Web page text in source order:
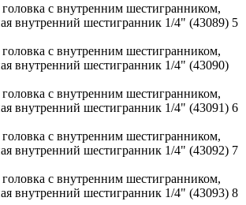
головка с внутренним шестигранником,
внутренний шестигранник 1/4" (43089) 5
головка с внутренним шестигранником,
внутренний шестигранник 1/4" (43090)
головка с внутренним шестигранником,
внутренний шестигранник 1/4" (43091) 6
головка с внутренним шестигранником,
внутренний шестигранник 1/4" (43092) 7
головка с внутренним шестигранником,
внутренний шестигранник 1/4" (43093) 8